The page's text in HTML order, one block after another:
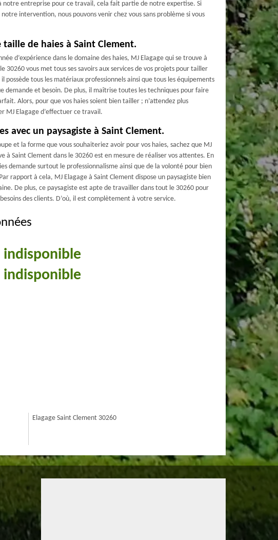
notre entreprise pour ce travail, cela fait partie de notre expertise. Si
notre intervention, nous pouvons venir chez vous sans problème si vous
taille de haies à Saint Clement.
d’expérience dans le domaine des haies, MJ Elagage qui se trouve à
30260 vous met tous ses savoirs aux services de vos projets pour tailler
il possède tous les matériaux professionnels ainsi que tous les équipements
demande et besoin. De plus, il maîtrise toutes les techniques pour faire
Alors, pour que vos haies soient bien tailler ; n’attendez plus
MJ Elagage d’effectuer ce travail.
avec un paysagiste à Saint Clement.
et la forme que vous souhaiteriez avoir pour vos haies, sachez que MJ
à Saint Clement dans le 30260 est en mesure de réaliser vos attentes. En
demande surtout le professionnalisme ainsi que de la volonté pour bien
rapport à cela, MJ Elagage à Saint Clement dispose un paysagiste bien
De plus, ce paysagiste est apte de travailler dans tout le 30260 pour
des clients. D’où, il est complètement à votre service.
indisponible
indisponible
Elagage Saint Clement 30260